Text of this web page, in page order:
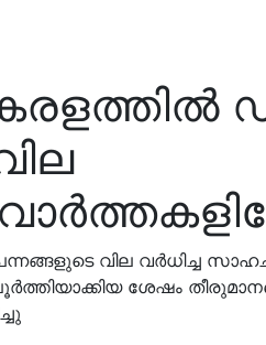
വില വർധിച്ച
ശേഷം